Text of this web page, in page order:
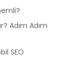
Adım Adım
SEO